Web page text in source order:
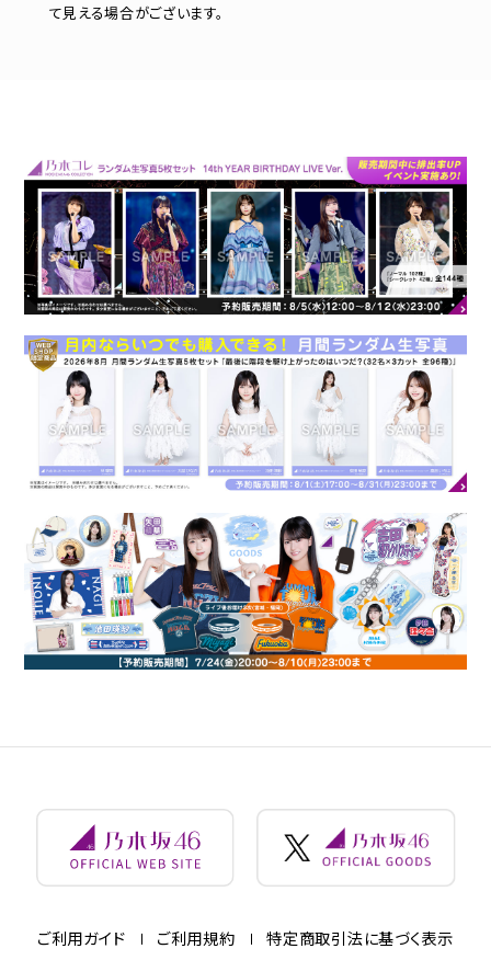
て見える場合がございます。
ご利用ガイド ご利用規約 特定商取引法に基づく表示